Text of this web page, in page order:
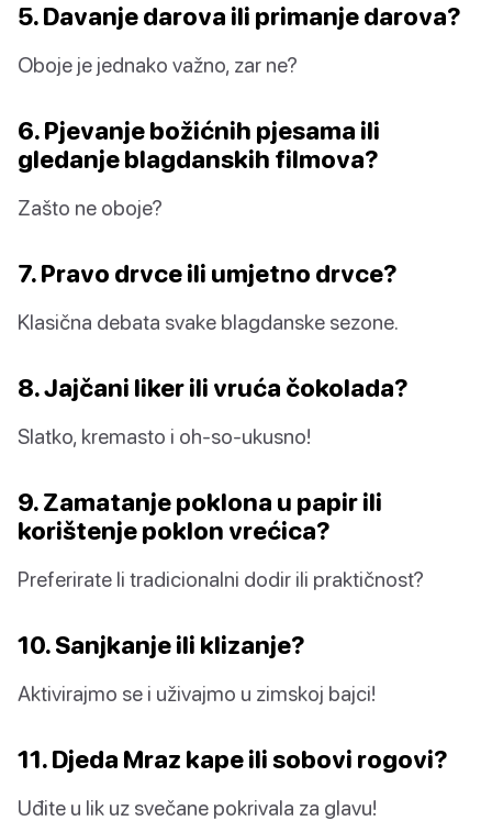
5. Davanje darova ili primanje darova?
Oboje je jednako važno, zar ne?
6. Pjevanje božićnih pjesama ili
gledanje blagdanskih filmova?
Zašto ne oboje?
7. Pravo drvce ili umjetno drvce?
Klasična debata svake blagdanske sezone.
8. Jajčani liker ili vruća čokolada?
Slatko, kremasto i oh-so-ukusno!
9. Zamatanje poklona u papir ili
korištenje poklon vrećica?
Preferirate li tradicionalni dodir ili praktičnost?
10. Sanjkanje ili klizanje?
Aktivirajmo se i uživajmo u zimskoj bajci!
11. Djeda Mraz kape ili sobovi rogovi?
Uđite u lik uz svečane pokrivala za glavu!